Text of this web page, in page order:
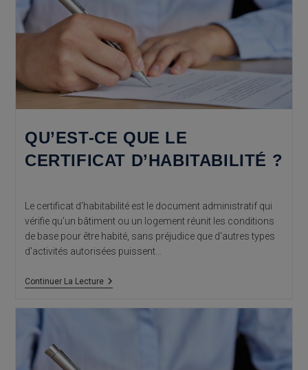
QU’EST-CE QUE LE
CERTIFICAT D’HABITABILITÉ ?
Le certificat d'habitabilité est le document administratif qui
vérifie qu'un bâtiment ou un logement réunit les conditions
de base pour être habité, sans préjudice que d'autres types
d'activités autorisées puissent…
Continuer La LectureQu’est-